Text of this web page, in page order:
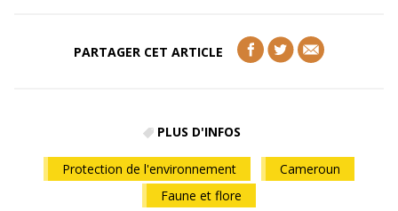
PARTAGER CET ARTICLE
PLUS D'INFOS
Protection de l'environnement
Cameroun
Faune et flore